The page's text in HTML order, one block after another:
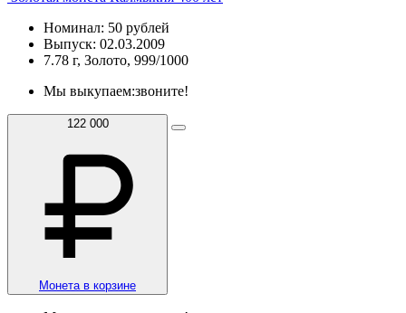
Номинал: 50 рублей
Выпуск: 02.03.2009
7.78 г, Золото, 999/1000
Мы выкупаем:звоните!
122 000
Монета в корзине